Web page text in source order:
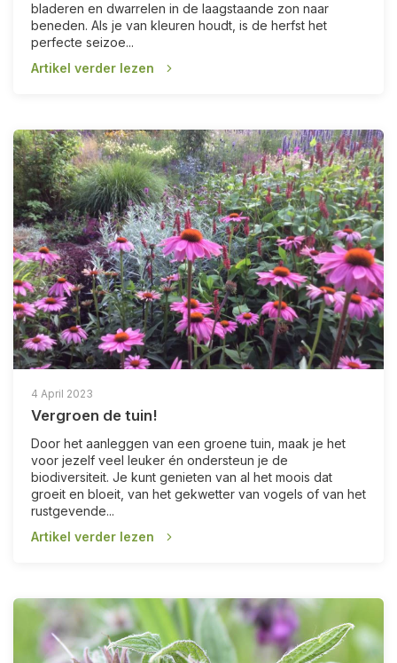
bladeren en dwarrelen in de laagstaande zon naar
beneden. Als je van kleuren houdt, is de herfst het
perfecte seizoe...
Artikel verder lezen
4 April 2023
Vergroen de tuin!
Door het aanleggen van een groene tuin, maak je het
voor jezelf veel leuker én ondersteun je de
biodiversiteit. Je kunt genieten van al het moois dat
groeit en bloeit, van het gekwetter van vogels of van het
rustgevende...
Artikel verder lezen